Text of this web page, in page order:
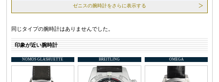
ゼニスの腕時計をさらに表示する
同じタイプの腕時計はありませんでした。
印象が近い腕時計
NOMOS GLASHUETTE BREITLING OMEGA